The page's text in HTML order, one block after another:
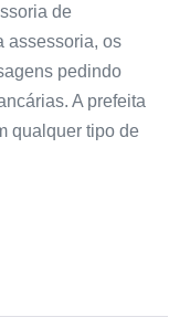
de
assessoria, os
pedindo
A prefeita
qualquer tipo de